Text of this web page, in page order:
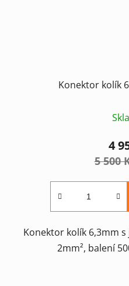
Konektor kolík
4
5 500
Konektor kolík 6,3mm
2mm², balení